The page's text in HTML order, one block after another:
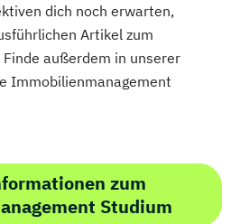
Brain Health
dich noch erwarten,
Artikel zum
außerdem in unserer
Immobilienmanagement
zum
Studium